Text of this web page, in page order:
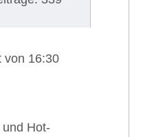
von 16:30
und Hot-